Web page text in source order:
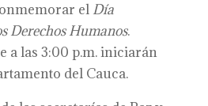
el Día
Derechos Humanos.
a las 3:00 p.m. iniciarán
del Cauca.